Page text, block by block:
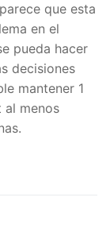
que esta
en el
pueda hacer
decisiones
mantener 1
al menos